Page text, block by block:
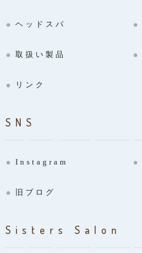
ヘッドスパ
取扱い製品
リンク
SNS
Instagram
旧ブログ
Sisters Salon